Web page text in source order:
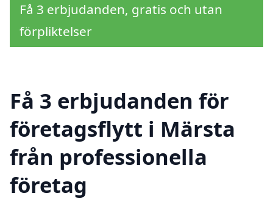
Få 3 erbjudanden, gratis och utan
förpliktelser
Få 3 erbjudanden för
företagsflytt i Märsta
från professionella
företag